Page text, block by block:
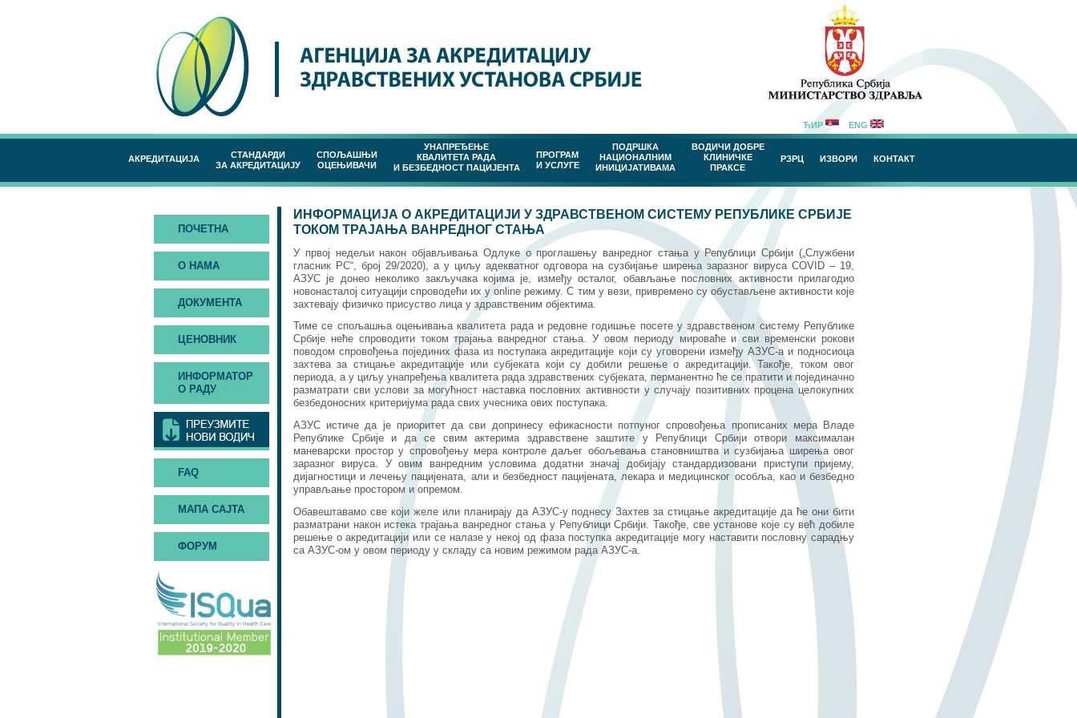
ЋИР ENG
АКРЕДИТАЦИЈА
СТАНДАРДИ
ЗА АКРЕДИТАЦИЈУ
СПОЉАШЊИ
ОЦЕЊИВАЧИ
УНАПРЕЂЕЊЕ
КВАЛИТЕТА РАДА
И БЕЗБЕДНОСТ ПАЦИЈЕНТА
ПРОГРАМ
И УСЛУГЕ
ПОДРШКА
НАЦИОНАЛНИМ
ИНИЦИЈАТИВАМА
ВОДИЧИ ДОБРЕ
КЛИНИЧКЕ
ПРАКСЕ
РЗРЦ ИЗВОРИ КОНТАКТ
ПОЧЕТНА
О НАМА
ДОКУМЕНТА
ЦЕНОВНИК
ИНФОРМАТОР
О РАДУ
FAQ
МАПА САЈТА
ФОРУМ
ИНФОРМАЦИЈА О АКРЕДИТАЦИЈИ У ЗДРАВСТВЕНОМ СИСТЕМУ РЕПУБЛИКЕ СРБИЈЕ
ТОКОМ ТРАЈАЊА ВАНРЕДНОГ СТАЊА
У првој недељи након објављивања Одлуке о проглашењу ванредног стања у Републици Србији („Службени
гласник РС“, број 29/2020), а у циљу адекватног одговора на сузбијање ширења заразног вируса COVID – 19,
АЗУС је донео неколико закључака којима је, између осталог, обављање пословних активности прилагодио
новонасталој ситуацији спроводећи их у online режиму. С тим у вези, привремено су обустављене активности које
захтевају физичко присуство лица у здравственим објектима.
Тиме се спољашња оцењивања квалитета рада и редовне годишње посете у здравственом систему Републике
Србије неће спроводити током трајања ванредног стања. У овом периоду мироваће и сви временски рокови
поводом спровођења појединих фаза из поступака акредитације који су уговорени између АЗУС-а и подносиоца
захтева за стицање акредитације или субјеката који су добили решење о акредитацији. Такође, током овог
периода, а у циљу унапређења квалитета рада здравствених субјеката, перманентно ће се пратити и појединачно
разматрати сви услови за могућност наставка пословних активности у случају позитивних процена целокупних
безбедоносних критеријума рада свих учесника ових поступака.
АЗУС истиче да је приоритет да сви допринесу ефикасности потпуног спровођења прописаних мера Владе
Републике Србије и да се свим актерима здравствене заштите у Републици Србији отвори максималан
маневарски простор у спровођењу мера контроле даљег обољевања становништва и сузбијања ширења овог
заразног вируса. У овим ванредним условима додатни значај добијају стандардизовани приступи пријему,
дијагностици и лечењу пацијената, али и безбедност пацијената, лекара и медицинског особља, као и безбедно
управљање простором и опремом.
Обавештавамо све који желе или планирају да АЗУС-у поднесу Захтев за стицање акредитације да ће они бити
разматрани након истека трајања ванредног стања у Републици Србији. Такође, све установе које су већ добиле
решење о акредитацији или се налазе у некој од фаза поступка акредитације могу наставити пословну сарадњу
са АЗУС-ом у овом периоду у складу са новим режимом рада АЗУС-а.